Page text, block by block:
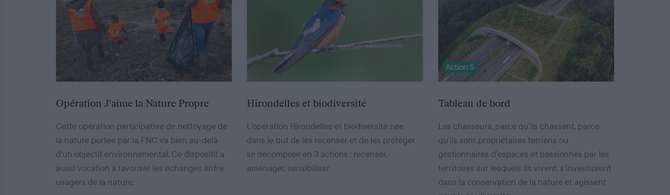
Opération J'aime la Nature Propre
Cette opération participative de nettoyage de
la nature portée par la FNC va bien au-delà
d'un objectif environnemental. Ce dispositif a
aussi vocation à favoriser les échanges entre
usagers de la nature.
Hirondelles et biodiversité
L’opération Hirondelles et biodiversité née
dans le but de les recenser et de les protéger
se décompose en 3 actions : recenser,
aménager, sensibiliser.
Tableau de bord
Les chasseurs, parce qu’ils chassent, parce
qu’ils sont propriétaires terriens ou
gestionnaires d’espaces et passionnés par les
territoires sur lesquels ils vivent, s’investissent
dans la conservation de la nature et agissent